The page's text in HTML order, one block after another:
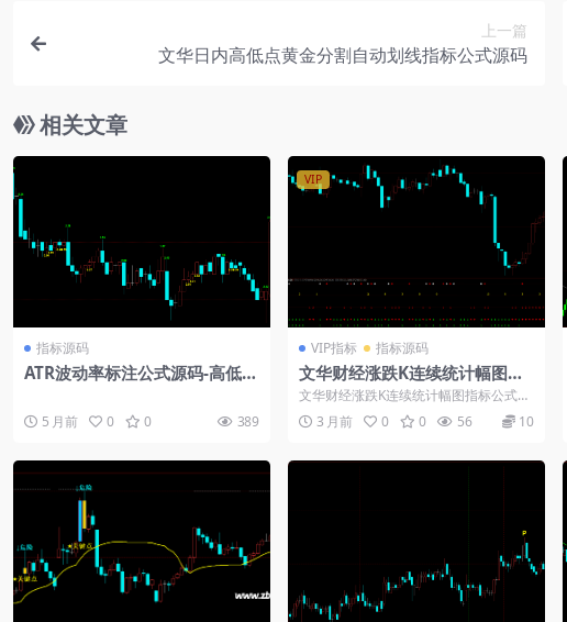
上一篇
文华日内高低点黄金分割自动划线指标公式源码
相关文章
指标源码
ATR波动率标注公式源码-高低点
5 月前 0 0 389
VIP
VIP指标 指标源码
文华财经涨跌K连续统计幅图指
标公式
文华财经涨跌K连续统计幅图指标公式：
K线涨跌统计123…..，第一...
3 月前 0 0 56 10